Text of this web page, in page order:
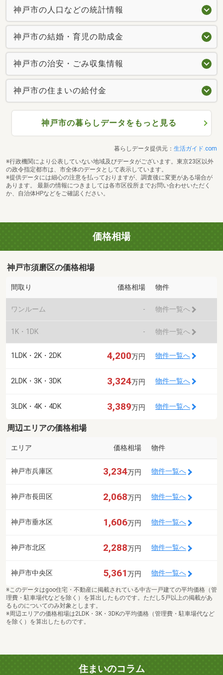
神戸市の人口などの統計情報
神戸市の結婚・育児の助成金
神戸市の治安・ごみ収集情報
神戸市の住まいの給付金
神戸市の暮らしデータをもっと見る
暮らしデータ提供元： 生活ガイド.com
※行政機関により公表していない地域及びデータがございます。東京23区以外
の政令指定都市は、市全体のデータとして表示しています。
※提供データには細心の注意を払っておりますが、調査後に変更がある場合が
あります。 最新の情報につきましては各市区役所までお問い合わせいただく
か、自治体HPなどをご確認ください。
価格相場
神戸市須磨区の価格相場
間取り 価格相場 物件
ワンルーム - 物件一覧へ
1K・1DK - 物件一覧へ
1LDK・2K・2DK 4,200万円 物件一覧へ
2LDK・3K・3DK 3,324万円 物件一覧へ
3LDK・4K・4DK 3,389万円 物件一覧へ
周辺エリアの価格相場
エリア 価格相場 物件
神戸市兵庫区 3,234万円 物件一覧へ
神戸市長田区 2,068万円 物件一覧へ
神戸市垂水区 1,606万円 物件一覧へ
神戸市北区 2,288万円 物件一覧へ
神戸市中央区 5,361万円 物件一覧へ
※このデータはgoo住宅・不動産に掲載されている中古一戸建ての平均価格（管
理費・駐車場代などを除く）を算出したものです。ただし5戸以上の掲載があ
るものについてのみ対象とします。
※周辺エリアの価格相場は2LDK・3K・3DKの平均価格（管理費・駐車場代など
を除く）を算出したものです。
住まいのコラム